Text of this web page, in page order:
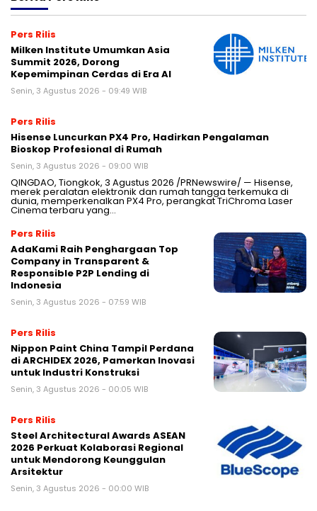
Pers Rilis
Milken Institute Umumkan Asia
Summit 2026, Dorong
Kepemimpinan Cerdas di Era AI
Senin, 3 Agustus 2026 - 09:49 WIB
Pers Rilis
Hisense Luncurkan PX4 Pro, Hadirkan Pengalaman
Bioskop Profesional di Rumah
Senin, 3 Agustus 2026 - 09:00 WIB
QINGDAO, Tiongkok, 3 Agustus 2026 /PRNewswire/ — Hisense,
merek peralatan elektronik dan rumah tangga terkemuka di
dunia, memperkenalkan PX4 Pro, perangkat TriChroma Laser
Cinema terbaru yang…
Pers Rilis
AdaKami Raih Penghargaan Top
Company in Transparent &
Responsible P2P Lending di
Indonesia
Senin, 3 Agustus 2026 - 07:59 WIB
Pers Rilis
Nippon Paint China Tampil Perdana
di ARCHIDEX 2026, Pamerkan Inovasi
untuk Industri Konstruksi
Senin, 3 Agustus 2026 - 00:05 WIB
Pers Rilis
Steel Architectural Awards ASEAN
2026 Perkuat Kolaborasi Regional
untuk Mendorong Keunggulan
Arsitektur
Senin, 3 Agustus 2026 - 00:00 WIB